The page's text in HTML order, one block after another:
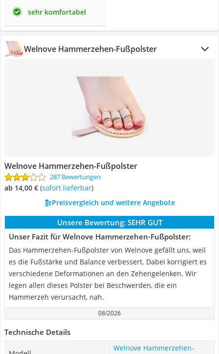
sehr komfortabel
Welnove Hammerzehen-Fußpolster
Welnove Hammerzehen-Fußpolster
287 Bewertungen
ab 14,00 € ( Sofort lieferbar)
Preisvergleich und weitere Angebote
Unsere Bewertung: SEHR GUT
Unser Fazit für Welnove Hammerzehen-Fußpolster:
Das Hammerzehen-Fußpolster von Welnove gefällt uns, weil
es die Fußstärke und Balance verbessert. Dabei korrigiert es
verschiedene Deformationen an den Zehengelenken. Wir
legen allen dieses Polster bei Beschwerden, die ein
Hammerzeh verursacht, nah.
08/2026
Technische Details
Welnove Hammerzehen-